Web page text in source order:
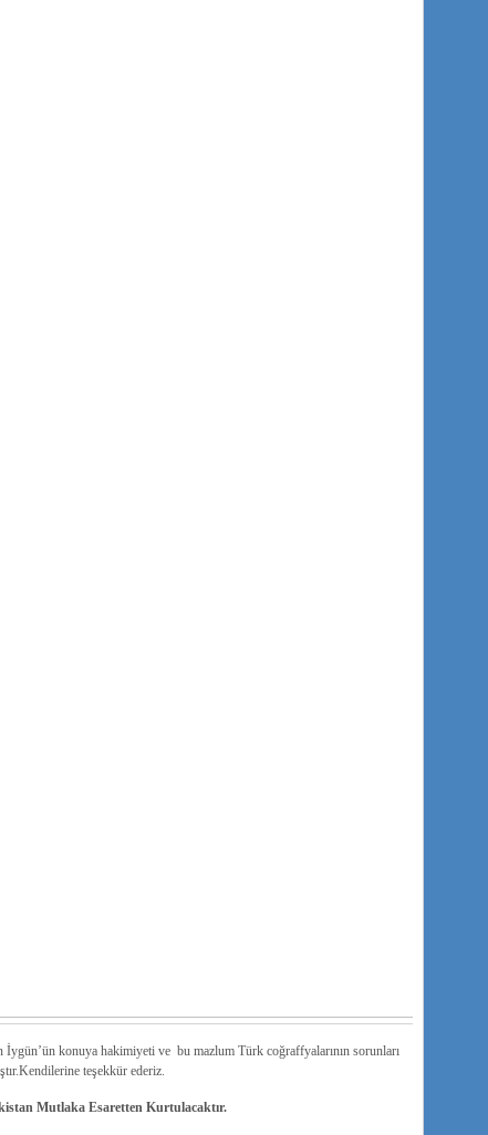
İygün’ün konuya hakimiyeti ve bu mazlum Türk coğraffyalarının sorunları
teşekkür ederiz.
Mutlaka Esaretten Kurtulacaktır.